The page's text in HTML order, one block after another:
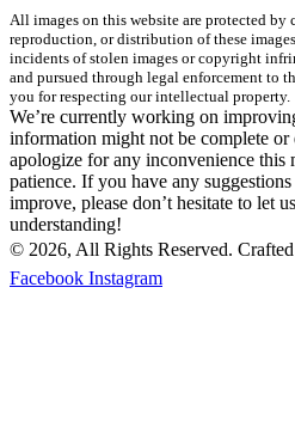
All images on this website are protected by
reproduction, or distribution of these
incidents of stolen images or copyright
and pursued through legal enforcement to
you for respecting our intellectual property.
We’re currently working on
information might not be complete or
apologize for any inconvenience this
patience. If you have any
improve, please don’t hesitate to let
understanding!
© 2026, All Rights Reserved.
Facebook Instagram